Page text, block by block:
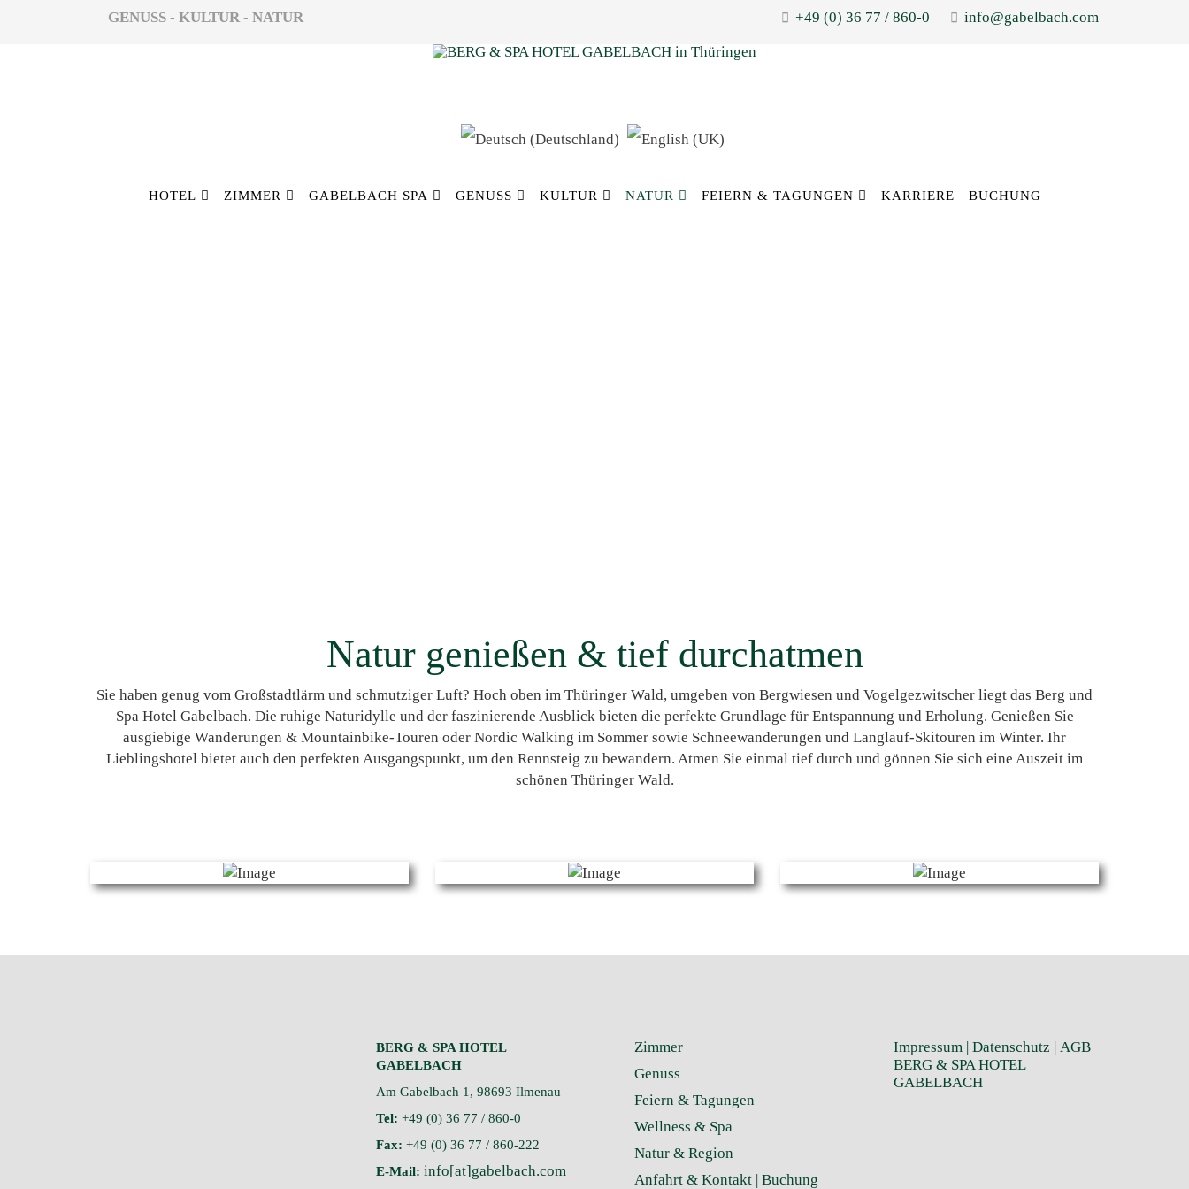
GENUSS - KULTUR - NATUR +49 (0) 36 77 / 860-0 info@gabelbach.com
HOTEL ZIMMER GABELBACH SPA GENUSS KULTUR NATUR FEIERN & TAGUNGEN KARRIERE BUCHUNG
Natur genießen & tief durchatmen
Sie haben genug vom Großstadtlärm und schmutziger Luft? Hoch oben im Thüringer Wald, umgeben von Bergwiesen und Vogelgezwitscher liegt das Berg und
Spa Hotel Gabelbach. Die ruhige Naturidylle und der faszinierende Ausblick bieten die perfekte Grundlage für Entspannung und Erholung. Genießen Sie
ausgiebige Wanderungen & Mountainbike-Touren oder Nordic Walking im Sommer sowie Schneewanderungen und Langlauf-Skitouren im Winter. Ihr
Lieblingshotel bietet auch den perfekten Ausgangspunkt, um den Rennsteig zu bewandern. Atmen Sie einmal tief durch und gönnen Sie sich eine Auszeit im
schönen Thüringer Wald.
BERG & SPA HOTEL
GABELBACH
Am Gabelbach 1, 98693 Ilmenau
Tel: +49 (0) 36 77 / 860-0
Fax: +49 (0) 36 77 / 860-222
E-Mail: info[at]gabelbach.com
Zimmer
Genuss
Feiern & Tagungen
Wellness & Spa
Natur & Region
Anfahrt & Kontakt | Buchung
Impressum| Datenschutz | AGB
BERG & SPA HOTEL
GABELBACH